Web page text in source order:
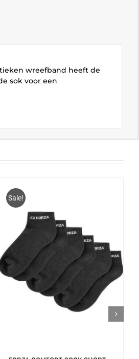
wreefband heeft de
sok voor een
Sale!